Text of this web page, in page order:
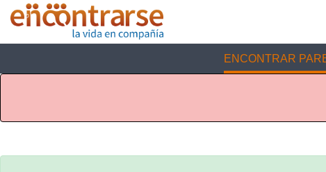
ENCONTRAR